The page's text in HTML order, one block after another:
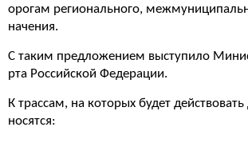
орогам регионального,
начения.
С таким предложением выступило
рта Российской Федерации.
К трассам, на которых будет
носятся: